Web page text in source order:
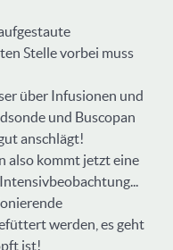
Stelle vorbei muss
über Infusionen und
und Buscopan
anschlägt!
also kommt jetzt eine
werden, es geht
ist!